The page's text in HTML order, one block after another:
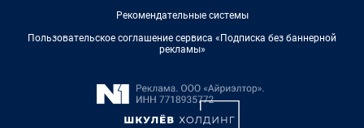
Рекомендательные системы
Пользовательское соглашение сервиса «Подписка без баннерной
рекламы»